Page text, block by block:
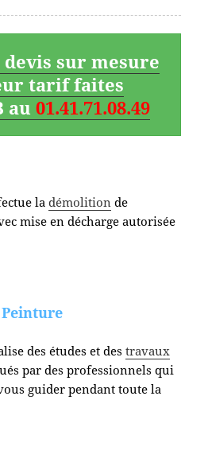
devis sur mesure
tarif faites
au01.41.71.08.49
ladémolition de
mise en décharge autorisée
des études et destravaux
par des professionnels qui
guider pendant toute la